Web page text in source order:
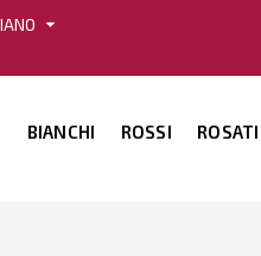
arrow_drop_down
BIANCHI ROSSI ROSATI